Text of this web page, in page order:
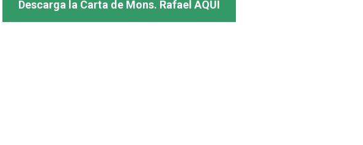
Descarga la Carta de Mons. Rafael AQUÍ